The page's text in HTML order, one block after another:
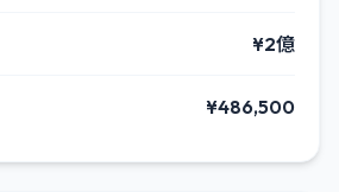
¥2億
¥486,500